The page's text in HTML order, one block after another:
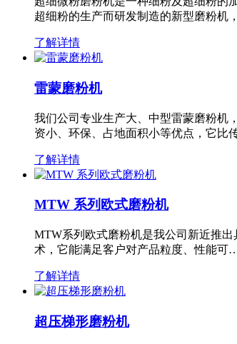
超细粉的生产而研发制造的新型磨粉机
了解详情
雷蒙磨粉机
我们公司专业生产大、中型雷蒙磨粉机
资小、环保、占地面积小等优点，它比
了解详情
MTW 系列欧式磨粉机
MTW系列欧式磨粉机是我公司新近推
术，它能满足客户对产品粒度、性能可
了解详情
超压梯形磨粉机